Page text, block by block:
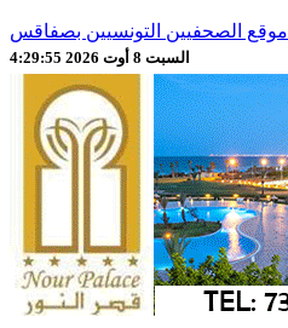
موقع الصحفيين التونسيين بصفاقس
السبت 8 أوت 2026 4:29:57